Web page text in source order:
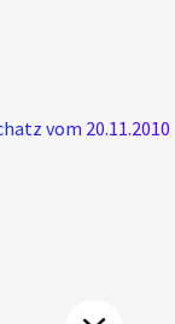
vom 20.11.2010